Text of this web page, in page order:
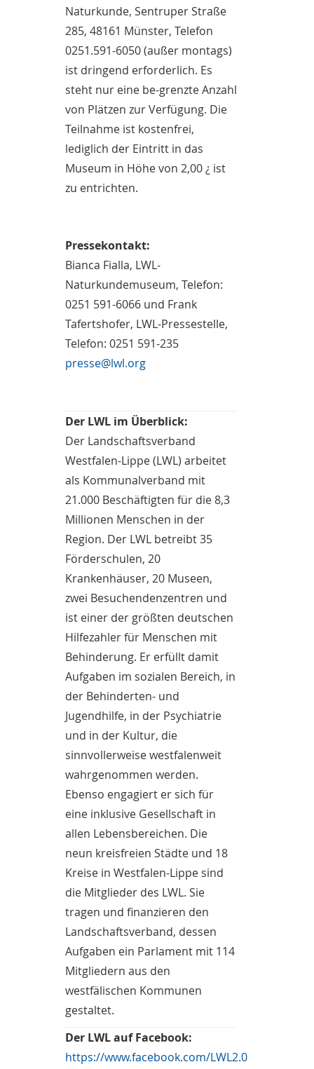
Naturkunde, Sentruper Straße
285, 48161 Münster, Telefon
0251.591-6050 (außer montags)
ist dringend erforderlich. Es
steht nur eine be-grenzte Anzahl
von Plätzen zur Verfügung. Die
Teilnahme ist kostenfrei,
lediglich der Eintritt in das
Museum in Höhe von 2,00 ¿ ist
zu entrichten.
Pressekontakt:
Bianca Fialla, LWL-
Naturkundemuseum, Telefon:
0251 591-6066 und Frank
Tafertshofer, LWL-Pressestelle,
Telefon: 0251 591-235
presse@lwl.org
Der LWL im Überblick:
Der Landschaftsverband
Westfalen-Lippe (LWL) arbeitet
als Kommunalverband mit
21.000 Beschäftigten für die 8,3
Millionen Menschen in der
Region. Der LWL betreibt 35
Förderschulen, 20
Krankenhäuser, 20 Museen,
zwei Besuchendenzentren und
ist einer der größten deutschen
Hilfezahler für Menschen mit
Behinderung. Er erfüllt damit
Aufgaben im sozialen Bereich, in
der Behinderten- und
Jugendhilfe, in der Psychiatrie
und in der Kultur, die
sinnvollerweise westfalenweit
wahrgenommen werden.
Ebenso engagiert er sich für
eine inklusive Gesellschaft in
allen Lebensbereichen. Die
neun kreisfreien Städte und 18
Kreise in Westfalen-Lippe sind
die Mitglieder des LWL. Sie
tragen und finanzieren den
Landschaftsverband, dessen
Aufgaben ein Parlament mit 114
Mitgliedern aus den
westfälischen Kommunen
gestaltet.
Der LWL auf Facebook:
https://www.facebook.com/LWL2.0